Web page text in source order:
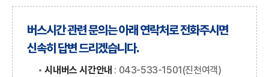
버스시간 관련 문의는 아래 연락처로 전화주시면
신속히 답변 드리겠습니다.
시내버스 시간안내 : 043-533-1501(진천여객)